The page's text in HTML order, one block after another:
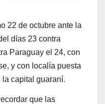
22 de octubre ante la
días 23 contra
Paraguay el 24, con
y con localía puesta
capital guaraní.
que las